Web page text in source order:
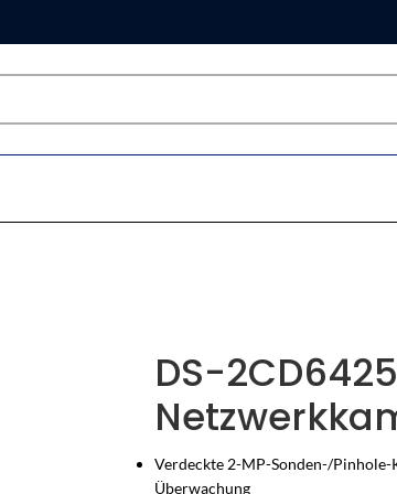
DS-
Verdeckte 2-MP-Sonden-/
Überwachung